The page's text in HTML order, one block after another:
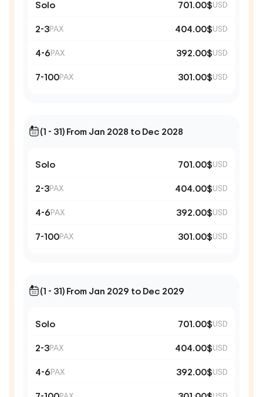
Solo 701.00$USD
2-3PAX 404.00$USD
4-6PAX 392.00$USD
7-100PAX 301.00$USD
(1 - 31) From Jan 2028 to Dec 2028
Solo 701.00$USD
2-3PAX 404.00$USD
4-6PAX 392.00$USD
7-100PAX 301.00$USD
(1 - 31) From Jan 2029 to Dec 2029
Solo 701.00$USD
2-3PAX 404.00$USD
4-6PAX 392.00$USD